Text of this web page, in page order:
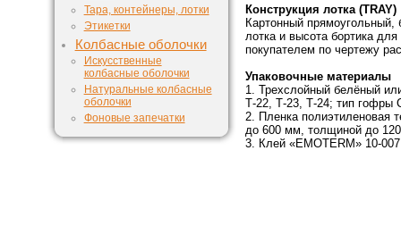
Тара, контейнеры, лотки
Этикетки
Колбасные оболочки
Искусственные
колбасные оболочки
Натуральные колбасные
оболочки
Фоновые запечатки
Конструкция лотка (TRAY)
Картонный прямоугольный,
лотка и высота бортика
покупателем по чертежу
Упаковочные материалы
1. Трехслойный белёный
Т-22, Т-23, Т-24; тип гофры
2. Пленка полиэтиленовая
до 600 мм, толщиной до
3. Клей «EMOTERM» 10-